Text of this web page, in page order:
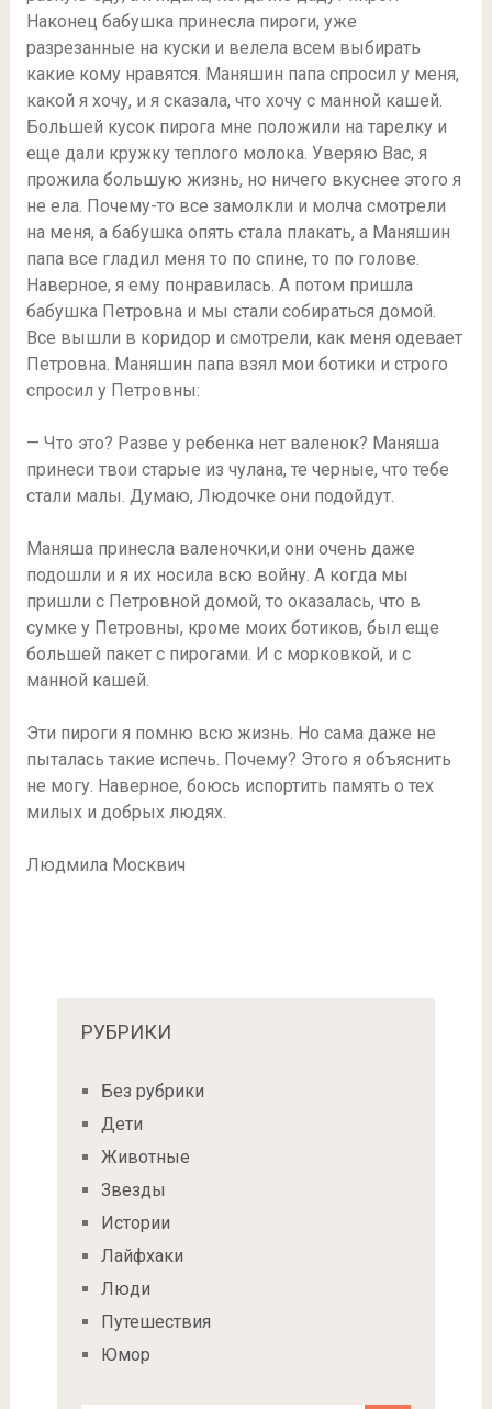
Наконец бабушка принесла пироги, уже
разрезанные на куски и велела всем выбирать
какие кому нравятся. Маняшин папа спросил у меня,
какой я хочу, и я сказала, что хочу с манной кашей.
Большей кусок пирога мне положили на тарелку и
еще дали кружку теплого молока. Уверяю Вас, я
прожила большую жизнь, но ничего вкуснее этого я
не ела. Почему-то все замолкли и молча смотрели
на меня, а бабушка опять стала плакать, а Маняшин
папа все гладил меня то по спине, то по голове.
Наверное, я ему понравилась. А потом пришла
бабушка Петровна и мы стали собираться домой.
Все вышли в коридор и смотрели, как меня одевает
Петровна. Маняшин папа взял мои ботики и строго
спросил у Петровны:
— Что это? Разве у ребенка нет валенок? Маняша
принеси твои старые из чулана, те черные, что тебе
стали малы. Думаю, Людочке они подойдут.
Маняша принесла валеночки,и они очень даже
подошли и я их носила всю войну. А когда мы
пришли с Петровной домой, то оказалась, что в
сумке у Петровны, кроме моих ботиков, был еще
большей пакет с пирогами. И с морковкой, и с
манной кашей.
Эти пироги я помню всю жизнь. Но сама даже не
пыталась такие испечь. Почему? Этого я объяснить
не могу. Наверное, боюсь испортить память о тех
милых и добрых людях.
Людмила Москвич
РУБРИКИ
Без рубрики
Дети
Животные
Звезды
Истории
Лайфхаки
Люди
Путешествия
Юмор